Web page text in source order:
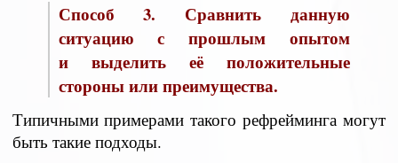
Способ 3. Сравнить данную
ситуацию с прошлым опытом
и выделить её положительные
стороны или преимущества.
Типичными примерами такого рефрейминга могут
быть такие подходы.